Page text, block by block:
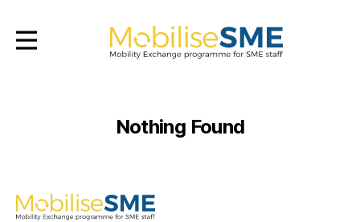
Nothing Found